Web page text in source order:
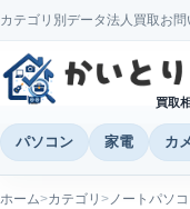
カテゴリ別データ法人買取お
買取
パソコン 家電 カ
ホーム カテゴリ ノートパソ